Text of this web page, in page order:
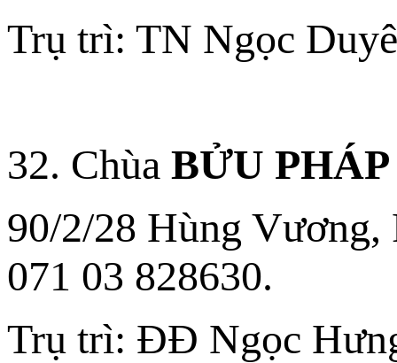
Trụ trì: TN Ngọc
32. Chùa BỬU PHÁP
90/2/28 Hùng
071 03 828630.
Trụ trì: ĐĐ Ngọc